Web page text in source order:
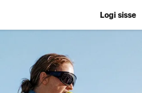
Logi sisse